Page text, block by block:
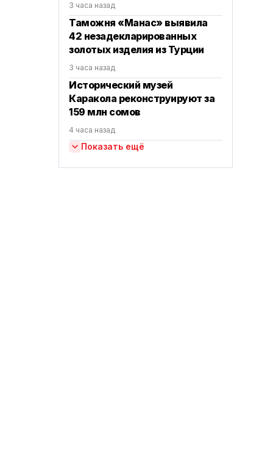
3 часа назад
Таможня «Манас» выявила
42 незадекларированных
золотых изделия из Турции
3 часа назад
Исторический музей
Каракола реконструируют за
159 млн сомов
4 часа назад
Показать ещё